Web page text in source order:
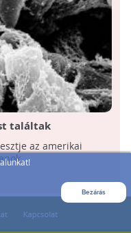
Bezárás
találtak
az amerikai